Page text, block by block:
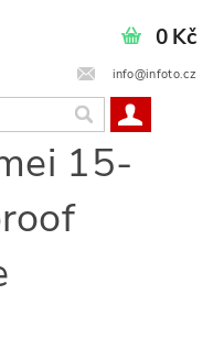
info@infoto.cz
0 Kč
15-